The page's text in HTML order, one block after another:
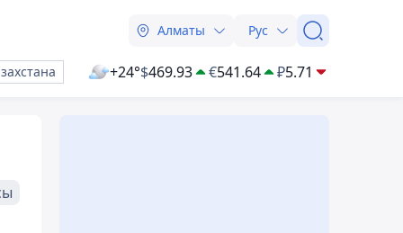
Алматы Рус
+24°$469.93 €541.64 ₽5.71